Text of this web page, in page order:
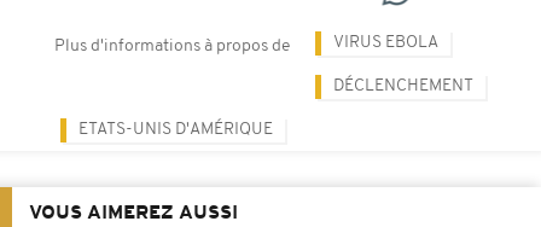
Plus d'informations à propos de VIRUS EBOLA
DÉCLENCHEMENT
ETATS-UNIS D'AMÉRIQUE
VOUS AIMEREZ AUSSI